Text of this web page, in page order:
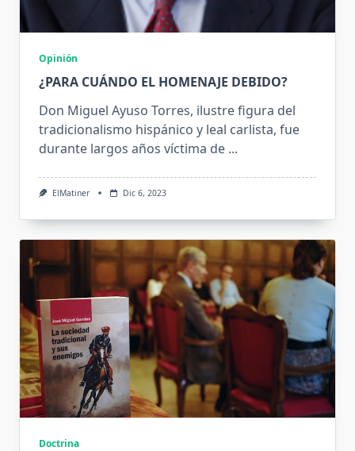
Opinión
¿PARA CUÁNDO EL HOMENAJE DEBIDO?
Don Miguel Ayuso Torres, ilustre figura del
tradicionalismo hispánico y leal carlista, fue
durante largos años víctima de ...
ElMatiner Dic 6, 2023
Doctrina